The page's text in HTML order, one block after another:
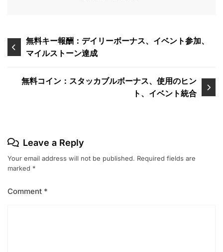
Post
navigation
無料キー報酬：デイリーボーナス、イベント参加、
マイルストーン達成
無料コイン：スタッカブルボーナス、使用のヒン
ト、イベント統合
Leave a Reply
Your email address will not be published. Required fields are
marked *
Comment *